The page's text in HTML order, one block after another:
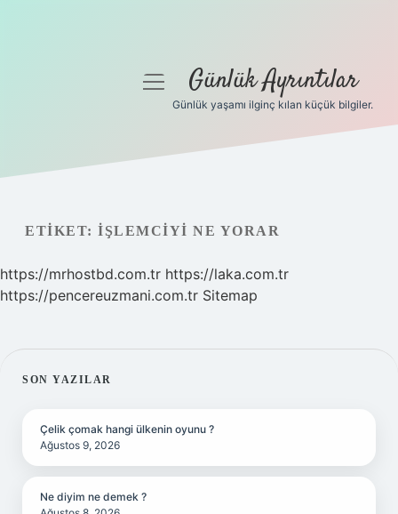
Gizlilik Politikası
menüyüGünlük Ayrıntılar
Günlük yaşamı ilginç kılan küçük bilgiler.
ETIKET: İŞLEMCIYI NE YORAR
https://mrhostbd.com.tr https://laka.com.tr
https://pencereuzmani.com.tr Sitemap
SIDEBAR
SON YAZILAR
Çelik çomak hangi ülkenin oyunu ?
Ağustos 9, 2026
Ne diyim ne demek ?